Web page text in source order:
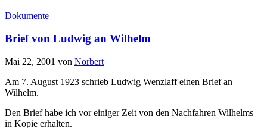
Dokumente
Brief von Ludwig an Wilhelm
Mai 22, 2001 von Norbert
Am 7. August 1923 schrieb Ludwig Wenzlaff einen Brief an
Wilhelm.
Den Brief habe ich vor einiger Zeit von den Nachfahren Wilhelms
in Kopie erhalten.